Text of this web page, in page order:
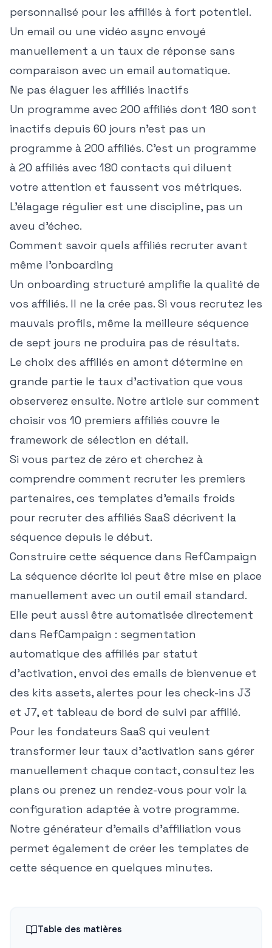
personnalisé pour les affiliés à fort potentiel.
Un email ou une vidéo async envoyé
manuellement a un taux de réponse sans
comparaison avec un email automatique.
Ne pas élaguer les affiliés inactifs
Un programme avec 200 affiliés dont 180 sont
inactifs depuis 60 jours n'est pas un
programme à 200 affiliés. C'est un programme
à 20 affiliés avec 180 contacts qui diluent
votre attention et faussent vos métriques.
L'élagage régulier est une discipline, pas un
aveu d'échec.
Comment savoir quels affiliés recruter avant
même l'onboarding
Un onboarding structuré amplifie la qualité de
vos affiliés. Il ne la crée pas. Si vous recrutez les
mauvais profils, même la meilleure séquence
de sept jours ne produira pas de résultats.
Le choix des affiliés en amont détermine en
grande partie le taux d'activation que vous
observerez ensuite. Notre article sur comment
choisir vos 10 premiers affiliés couvre le
framework de sélection en détail.
Si vous partez de zéro et cherchez à
comprendre comment recruter les premiers
partenaires, ces templates d'emails froids
pour recruter des affiliés SaaS décrivent la
séquence depuis le début.
Construire cette séquence dans RefCampaign
La séquence décrite ici peut être mise en place
manuellement avec un outil email standard.
Elle peut aussi être automatisée directement
dans RefCampaign : segmentation
automatique des affiliés par statut
d'activation, envoi des emails de bienvenue et
des kits assets, alertes pour les check-ins J3
et J7, et tableau de bord de suivi par affilié.
Pour les fondateurs SaaS qui veulent
transformer leur taux d'activation sans gérer
manuellement chaque contact,consultez les
plans ou prenez un rendez-vous pour voir la
configuration adaptée à votre programme.
Notre générateur d'emails d'affiliation vous
permet également de créer les templates de
cette séquence en quelques minutes.
Table des matières